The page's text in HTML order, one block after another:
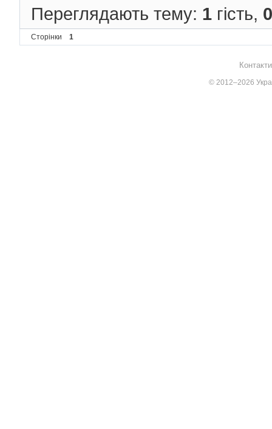
Переглядають тему: 1 гість, 0
Сторінки 1
© 2012–2026